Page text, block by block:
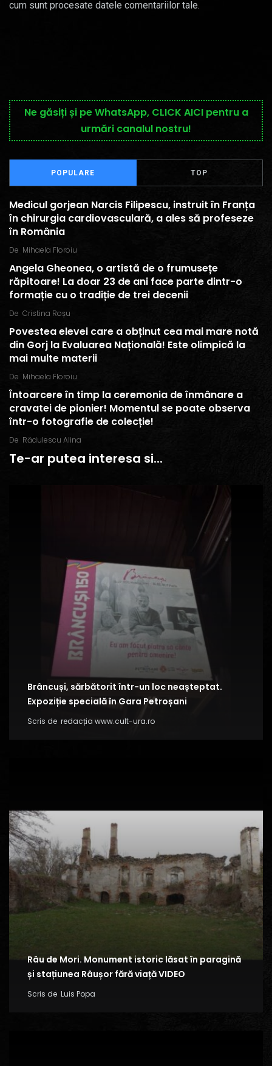
cum sunt procesate datele comentariilor tale.
Ne găsiți și pe WhatsApp, CLICK AICI pentru a
urmări canalul nostru!
POPULARE TOP
Medicul gorjean Narcis Filipescu, instruit în Franța
în chirurgia cardiovasculară, a ales să profeseze
în România
De Mihaela Floroiu
Angela Gheonea, o artistă de o frumusețe
răpitoare! La doar 23 de ani face parte dintr-o
formație cu o tradiție de trei decenii
De Cristina Roșu
Povestea elevei care a obținut cea mai mare notă
din Gorj la Evaluarea Națională! Este olimpică la
mai multe materii
De Mihaela Floroiu
Întoarcere în timp la ceremonia de înmânare a
cravatei de pionier! Momentul se poate observa
într-o fotografie de colecție!
De Rădulescu Alina
Te-ar putea interesa si...
Brâncuși, sărbătorit într-un loc neașteptat.
Expoziție specială în Gara Petroșani
Scris de redacția www.cult-ura.ro
Râu de Mori. Monument istoric lăsat în paragină
și stațiunea Râușor fără viață VIDEO
Scris de Luis Popa